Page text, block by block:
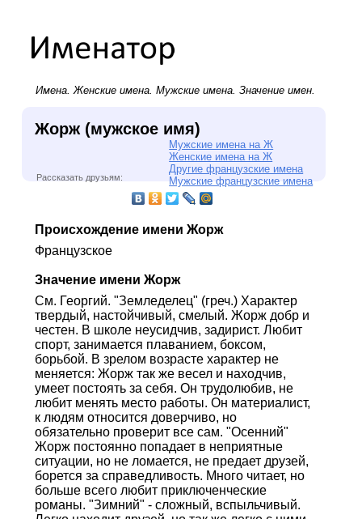
Имена.Женские имена. Мужские имена. Значение имен.
Жорж (мужское имя)
Мужские имена на Ж
Женские имена на Ж
Другие французские имена
Мужские французские имена
Рассказать друзьям:
Происхождение имени Жорж
Французское
Значение имени Жорж
См. Георгий. "Земледелец" (греч.) Характер
твердый, настойчивый, смелый. Жорж добр и
честен. В школе неусидчив, задирист. Любит
спорт, занимается плаванием, боксом,
борьбой. В зрелом возрасте характер не
меняется: Жорж так же весел и находчив,
умеет постоять за себя. Он трудолюбив, не
любит менять место работы. Он материалист,
к людям относится доверчиво, но
обязательно проверит все сам. "Осенний"
Жорж постоянно попадает в неприятные
ситуации, но не ломается, не предает друзей,
борется за справедливость. Много читает, но
больше всего любит приключенческие
романы. "Зимний" - сложный, вспыльчивый.